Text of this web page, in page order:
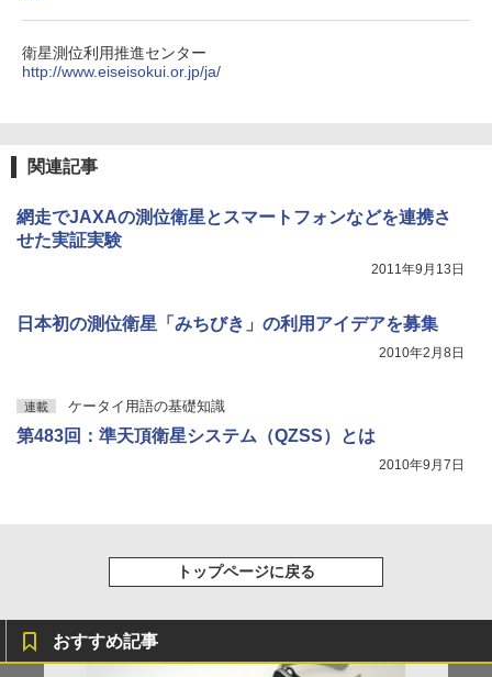
衛星測位利用推進センター
http://www.eiseisokui.or.jp/ja/
関連記事
網走でJAXAの測位衛星とスマートフォンなどを連携さ
せた実証実験
2011年9月13日
日本初の測位衛星「みちびき」の利用アイデアを募集
2010年2月8日
連載 ケータイ用語の基礎知識
第483回：準天頂衛星システム（QZSS）とは
2010年9月7日
トップページに戻る
おすすめ記事